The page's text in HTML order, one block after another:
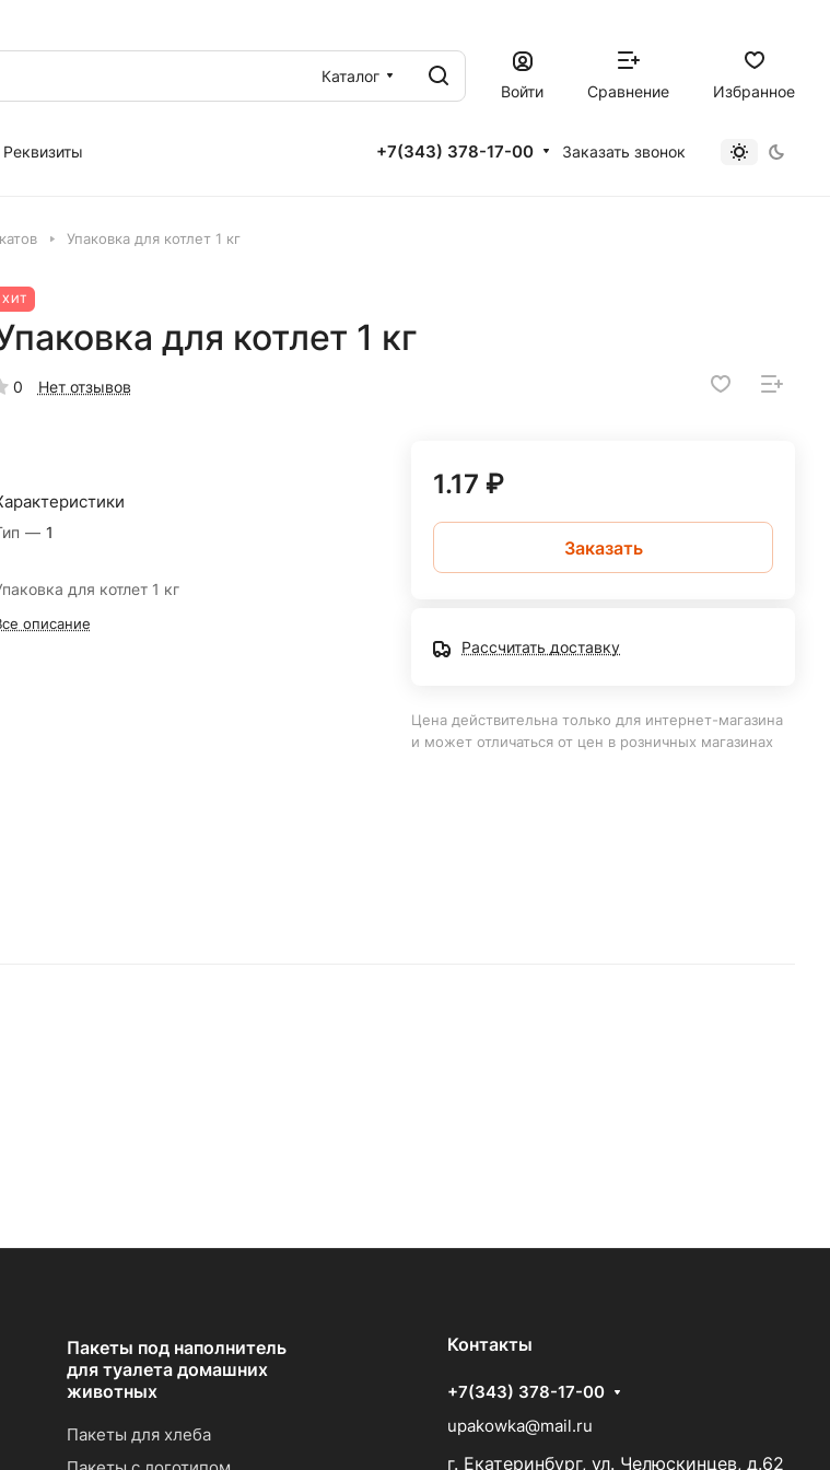
Каталог
Войти
Сравнение Избранное
Реквизиты +7(343) 378-17-00 Заказать звонок
Упаковка для котлет 1 кг
ХИТ
для котлет 1 кг
0 Нет отзывов
— 1
для котлет 1 кг
описание
1.17 ₽
Заказать
Рассчитать доставку
Цена действительна только для интернет-магазина
и может отличаться от цен в розничных магазинах
Пакеты под наполнитель
для туалета домашних
животных
Пакеты для хлеба
Контакты
+7(343) 378-17-00
upakowka@mail.ru
г. Екатеринбург, ул. Челюскинцев, д.62